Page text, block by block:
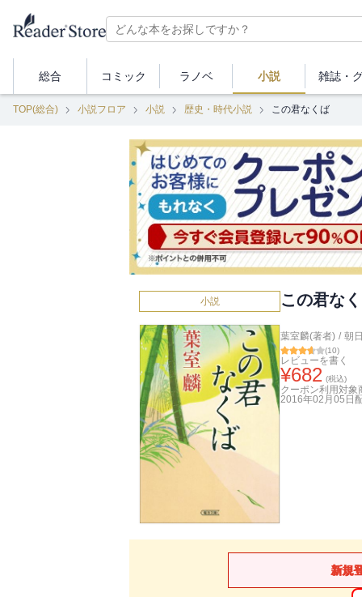
総合 コミック ラノベ 小説 雑誌・
TOP(総合) 小説フロア 小説 歴史・時代小説 この君なくば
小説 この君な
葉室麟(著者) / 朝
(10)
レビューを書く
¥682 (税込)
クーポン利用対象
2016年02月05日
新規